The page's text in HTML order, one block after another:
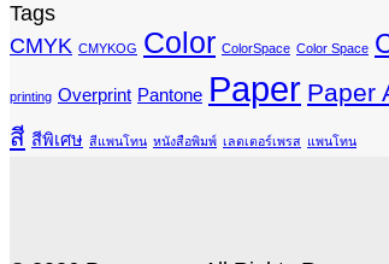
Tags
CMYK CMYKOG Color ColorSpace Color Space
printing Overprint Pantone Paper Paper
สี สีพิเศษ สีแพนโทน หนังสือพิมพ์ เลตเตอร์เพรส แพนโทน